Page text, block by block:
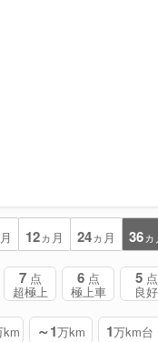
12ヵ月 24ヵ月 36
7 点
超極上
6 点
極上車
5 点
良好
km ～1万km 1万km台